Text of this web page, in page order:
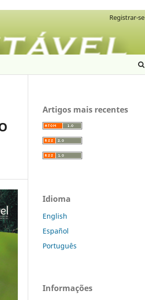
Registrar-se
Artigos mais recentes
Idioma
English
Español
Português
Informações